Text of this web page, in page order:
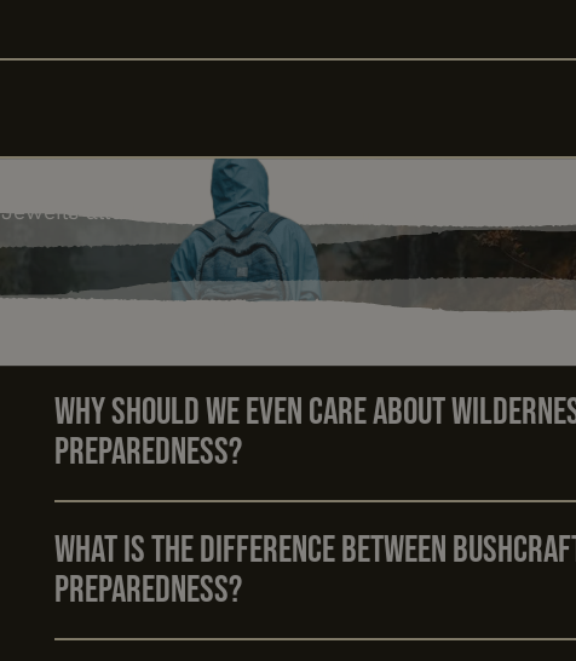
Jeweils alle Kurse finden bei jedem Wetter statt!
Why should we even care about
preparedness?
What is the difference between
Preparedness?